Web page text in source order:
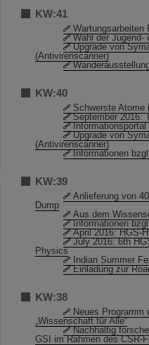
KW:41
Wartungsarbeiten
Wahl der Jugend-
Upgrade von
(Antivirenscanner)
KW:40
Schwerste Atome
September 2016:
Upgrade von
(Antivirenscanner)
Informationen
KW:39
Anlieferung von
Dump
Aus dem
Informationen
April 2016: HGS-
July 2016: 6th
Physics
Indian Summer
Einladung zur
KW:38
Neues Programm
„Wissenschaft für Alle“
Nachhaltig
GSI im Rahmen des CSR-